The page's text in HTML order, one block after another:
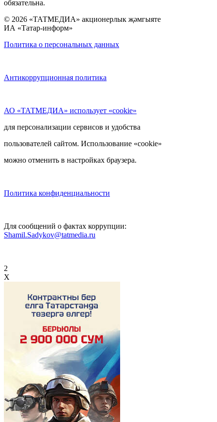
обязательна.
© 2026 «ТАТМЕДИА» акционерлык җәмгыяте
ИА «Татар-информ»
Политика о персональных данных
Антикоррупционная политика
АО «ТАТМЕДИА» использует «cookie»
для персонализации сервисов и удобства
пользователей сайтом. Использование «cookie»
можно отменить в настройках браузера.
Политика конфиденциальности
Для сообщений о фактах коррупции:
Shamil.Sadykov@tatmedia.ru
2
X